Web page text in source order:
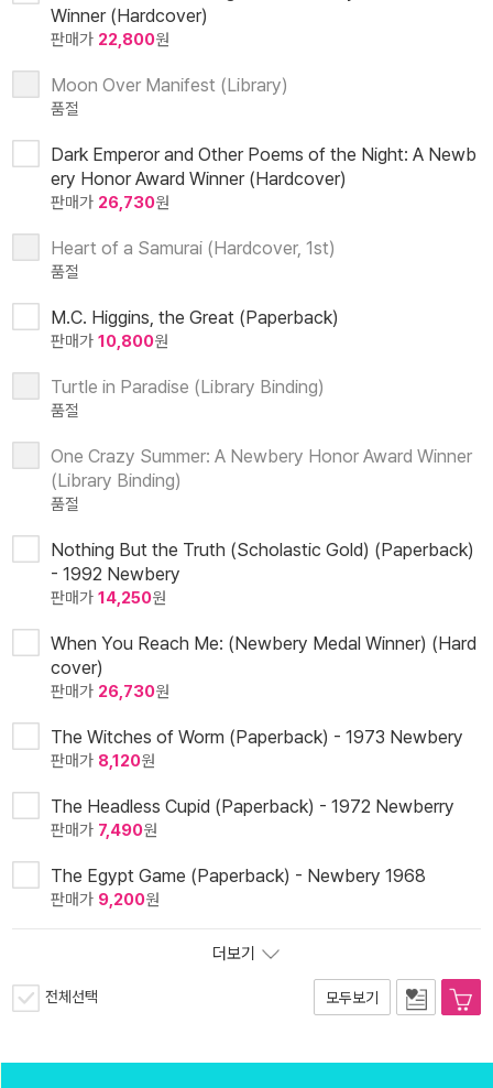
Winner (Hardcover)
판매가 22,800원
Moon Over Manifest (Library)
품절
Dark Emperor and Other Poems of the Night: A Newb
ery Honor Award Winner (Hardcover)
판매가 26,730원
Heart of a Samurai (Hardcover, 1st)
품절
M.C. Higgins, the Great (Paperback)
판매가 10,800원
Turtle in Paradise (Library Binding)
품절
One Crazy Summer: A Newbery Honor Award Winner
(Library Binding)
품절
Nothing But the Truth (Scholastic Gold) (Paperback)
- 1992 Newbery
판매가 14,250원
When You Reach Me: (Newbery Medal Winner) (Hard
cover)
판매가 26,730원
The Witches of Worm (Paperback) - 1973 Newbery
판매가 8,120원
The Headless Cupid (Paperback) - 1972 Newberry
판매가 7,490원
The Egypt Game (Paperback) - Newbery 1968
판매가 9,200원
더보기
전체선택 모두보기